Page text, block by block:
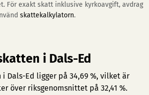
För exakt skatt inklusive kyrkoavgift, avdrag
skattekalkylatorn.
i Dals-Ed
Dals-Ed ligger på 34,69 %, vilket är
över riksgenomsnittet på 32,41 %.